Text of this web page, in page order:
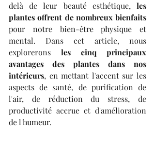
delà de leur beauté esthétique, les
plantes offrent de nombreux bienfaits
pour notre bien-être physique et
mental. Dans cet article, nous
explorerons les cinq principaux
avantages des plantes dans nos
intérieurs, en mettant l'accent sur les
aspects de santé, de purification de
l'air, de réduction du stress, de
productivité accrue et d'amélioration
de l'humeur.